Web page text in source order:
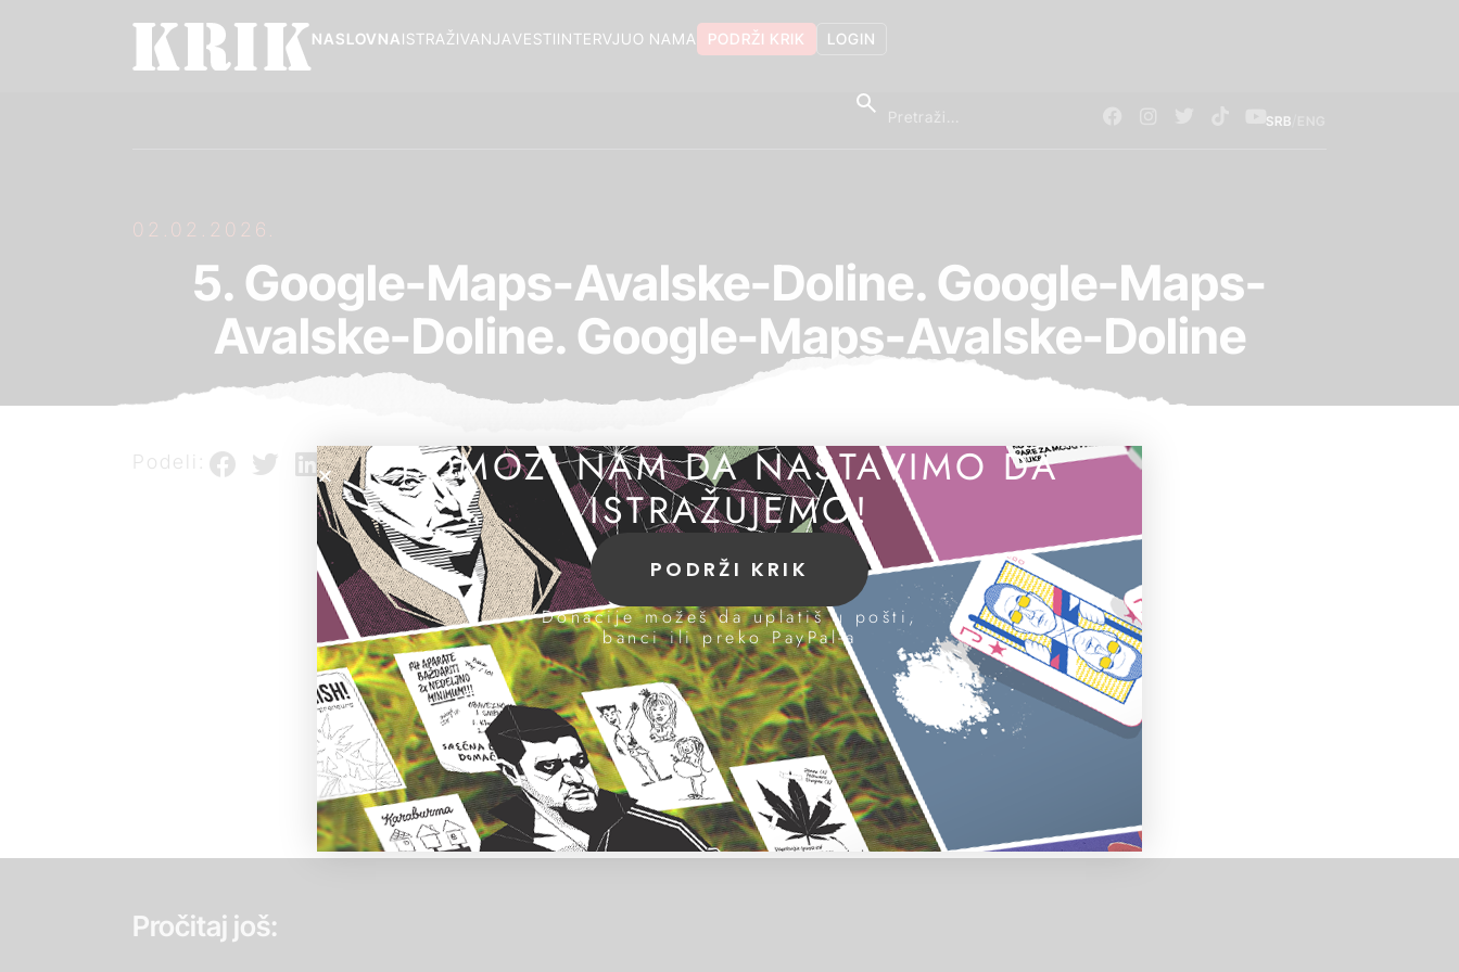
LOGIN
PODRŽI KRIK
O NAMA
INTERVJU
VESTI
ISTRAŽIVANJA
NASLOVNA
SRB
02.02.2026.
5. Google-Maps-Avalske-Doline. Google-Maps-
Avalske-Doline. Google-Maps-Avalske-Doline
Podeli:
Pročitaj još:
POMOZI NAM DA NASTAVIMO DA
ISTRAŽUJEMO!
PODRŽI KRIK
Donacije možeš da uplatiš u pošti,
banci ili preko PayPal-a